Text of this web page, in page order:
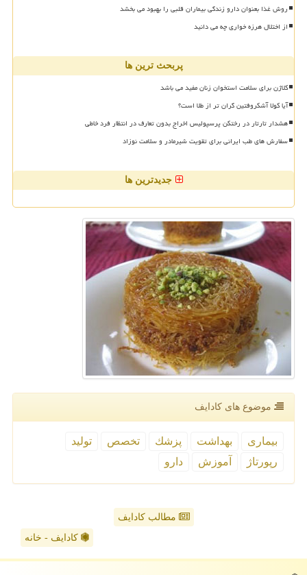
روش غذا بعنوان دارو زندگی بیماران قلبی را بهبود می بخشد
از اختلال هرزه خواری چه می دانید
پربحث ترین ها
کلاژن برای سلامت استخوان زنان مفید می باشد
آیا کولا آشکروفتین گران تر از طلا است؟
هشدار تارتار در رختکن پرسپولیس اخراج بدون تعارف در انتظار فرد خاطی
سفارش های طب ایرانی برای تقویت شیرمادر و سلامت نوزاد
جدیدترین ها
موضوع های كادایف
بیماری بهداشت پزشك تخصص
تولید
رپورتاژ
آموزش دارو
مطالب کادایف
کادایف - خانه